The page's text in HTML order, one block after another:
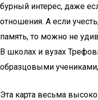
бурный интерес, даже
отношения. А если
память, то можно не
В школах и вузах
образцовыми
Эта карта весьма